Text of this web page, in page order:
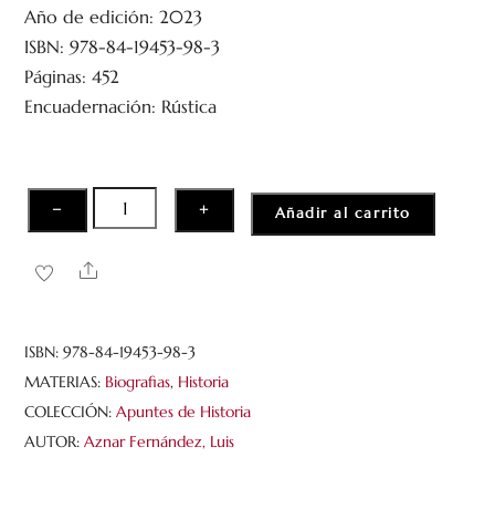
r
d
o
c
o
5
Año de edición: 2023
ISBN: 978-84-19453-98-3
Páginas: 452
Encuadernación: Rústica
−
Juan
Bautista
Aznar.
presidente
del
gobierno
de
+ Añadir al carrito
Share
ISBN:978-84-19453-98-3
MATERIAS: Biografias, Historia
COLECCIÓN:Apuntes de Historia
AUTOR:Aznar Fernández, Luis